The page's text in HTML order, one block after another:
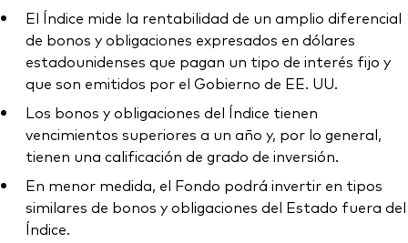
El Índice mide la rentabilidad de un amplio diferencial
de bonos y obligaciones expresados en dólares
estadounidenses que pagan un tipo de interés fijo y
que son emitidos por el Gobierno de EE. UU.
Los bonos y obligaciones del Índice tienen
vencimientos superiores a un año y, por lo general,
tienen una calificación de grado de inversión.
En menor medida, el Fondo podrá invertir en tipos
similares de bonos y obligaciones del Estado fuera del
Índice.